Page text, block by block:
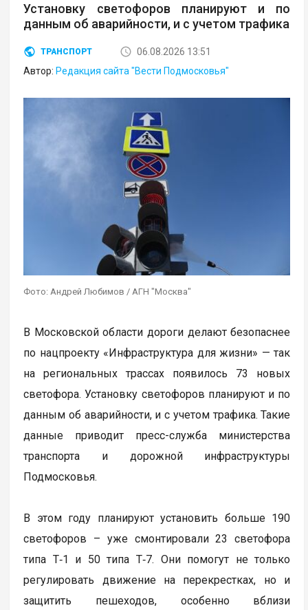
Установку светофоров планируют и по
данным об аварийности, и с учетом трафика
ТРАНСПОРТ
06.08.2026 13:51
Автор: Редакция сайта "Вести Подмосковья"
Фото: Андрей Любимов / АГН "Москва"
В Московской области дороги делают безопаснее
по нацпроекту «Инфраструктура для жизни» — так
на региональных трассах появилось 73 новых
светофора. Установку светофоров планируют и по
данным об аварийности, и с учетом трафика. Такие
данные приводит пресс-служба министерства
транспорта и дорожной инфраструктуры
Подмосковья.
В этом году планируют установить больше 190
светофоров – уже смонтировали 23 светофора
типа Т‑1 и 50 типа Т‑7. Они помогут не только
регулировать движение на перекрестках, но и
защитить пешеходов, особенно вблизи